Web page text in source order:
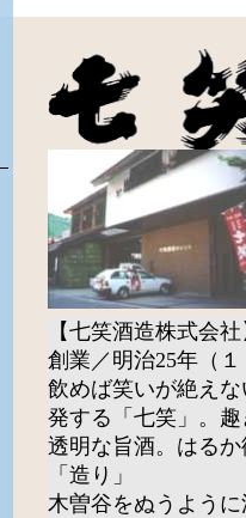
【七笑酒造株式会
創業／明治25年（
飲めば笑いが絶え
発する「七笑」。
透明な旨酒。はる
「造り」
木曽谷をぬうよう